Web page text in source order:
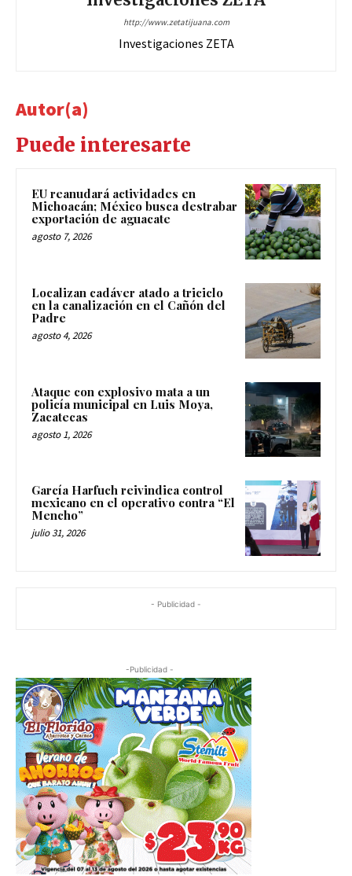
http://www.zetatijuana.com
Investigaciones ZETA
Autor(a)
Puede interesarte
EU reanudará actividades en
Michoacán; México busca destrabar
exportación de aguacate
agosto 7, 2026
Localizan cadáver atado a triciclo
en la canalización en el Cañón del
Padre
agosto 4, 2026
Ataque con explosivo mata a un
policía municipal en Luis Moya,
Zacatecas
agosto 1, 2026
García Harfuch reivindica control
mexicano en el operativo contra “El
Mencho”
julio 31, 2026
- Publicidad -
-Publicidad -